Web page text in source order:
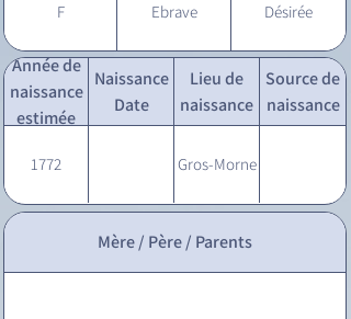
F Ebrave Désirée
Année de
naissance
estimée
Naissance
Date
Lieu de
naissance
Source de
naissance
1772 Gros-Morne
Mère / Père / Parents